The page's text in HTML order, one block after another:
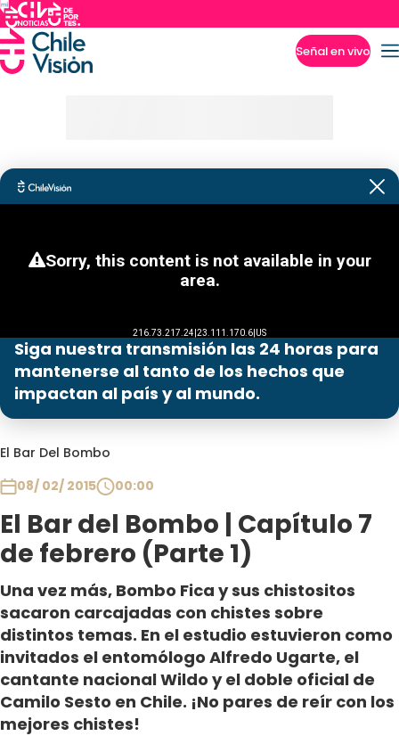
Señal en vivo
Siga nuestra transmisión las 24 horas para
mantenerse al tanto de los hechos que
impactan al país y al mundo.
El Bar Del Bombo
08/ 02/ 2015
00:00
El Bar del Bombo | Capítulo 7
de febrero (Parte 1)
Una vez más, Bombo Fica y sus chistositos
sacaron carcajadas con chistes sobre
distintos temas. En el estudio estuvieron como
invitados el entomólogo Alfredo Ugarte, el
cantante nacional Wildo y el doble oficial de
Camilo Sesto en Chile. ¡No pares de reír con los
mejores chistes!
Programas
Club De La Comedia
Contigo en Directo
Plan Perfecto
El Tiempo
Sabingo
Todos Los Programas